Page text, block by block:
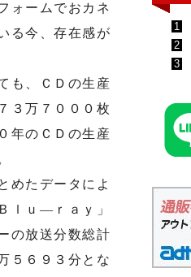
ォームでおカネ
る今、存在感が
も、ＣＤの生産
３万７０００枚
年のＣＤの生産
めたデータによ
ｌｕ―ｒａｙ」
の放送分数総計
５６９３分とな
1
2
3